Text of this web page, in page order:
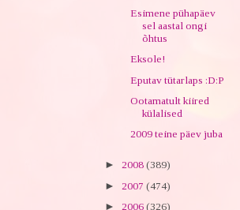
Esimene pühapäev
sel aastal ongi
õhtus
Eksole!
Eputav tütarlaps :D:P
Ootamatult kiired
külalised
2009 teine päev juba
► 2008 (389)
► 2007 (474)
► 2006 (326)